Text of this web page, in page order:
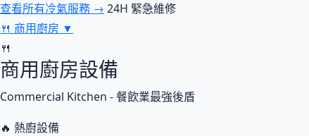
查看所有冷氣服務 → 24H 緊急維修
🍴 商用廚房 ▼
🍴
商用廚房設備
Commercial Kitchen - 餐飲業最強後盾
🔥 熱廚設備